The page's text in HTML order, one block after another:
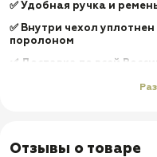
✅ Удобная ручка и
✅ Внутри чехол
поролоном
✅ Доставка по всей
Отзывы о товаре